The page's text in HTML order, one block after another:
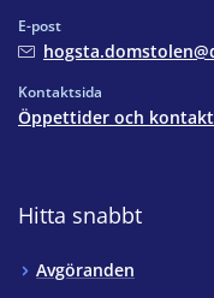
E-post
Kontaktsida
Öppettider och kontakt
Hitta snabbt
Avgöranden